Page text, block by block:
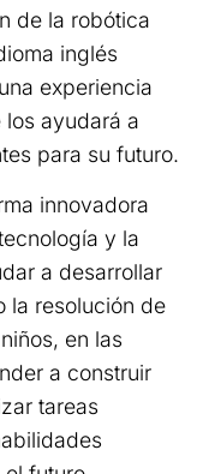
de la robótica
inglés
experiencia
ayudará a
para su futuro.
innovadora
y la
a desarrollar
la resolución de
en las
a construir
tareas